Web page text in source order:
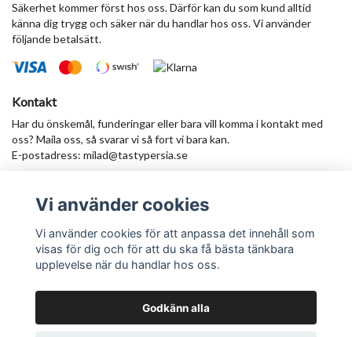
Säkerhet kommer först hos oss. Därför kan du som kund alltid
känna dig trygg och säker när du handlar hos oss. Vi använder
följande betalsätt.
Kontakt
Har du önskemål, funderingar eller bara vill komma i kontakt med
oss? Maila oss, så svarar vi så fort vi bara kan.
E-postadress: milad@tastypersia.se
Anmäl dig till vårt nyhetsbrev
Prenumerera
Vi använder cookies
Vi använder cookies för att anpassa det innehåll som
visas för dig och för att du ska få bästa tänkbara
upplevelse när du handlar hos oss.
Godkänn alla